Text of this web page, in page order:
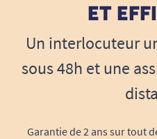
ET
Un interlocuteur
sous 48h et une
Garantie de 2 ans sur tout